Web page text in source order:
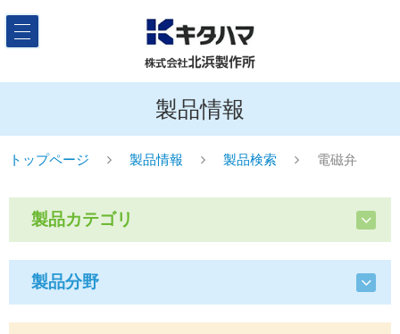
製品情報
トップページ 製品情報 製品検索 電磁弁
製品カテゴリ
製品分野